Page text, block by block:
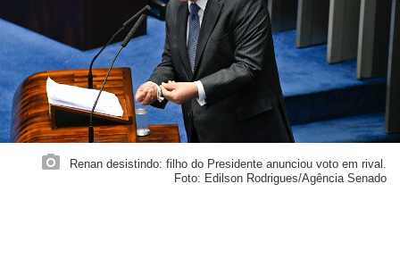
Renan desistindo: filho do Presidente anunciou voto em rival.
Foto: Edilson Rodrigues/Agência Senado